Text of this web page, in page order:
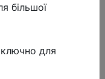
більшої
для